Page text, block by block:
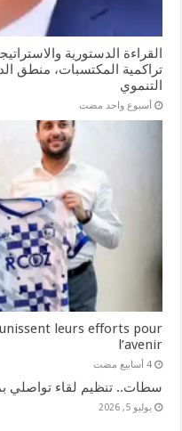
القراءة الدستورية
تراكمية المكتسبات، منطق
التنموي
‏أسبوع واحد مضت
unissent leurs efforts pour
l’avenir
‏4 أسابيع مضت
سطات.. تنظيم لقاء تواصلي
يوليو 5, 2026